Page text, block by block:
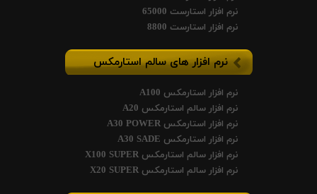
نرم افزار استارست 65000
نرم افزار استارست 8800
نرم افزار های سالم استارمکس
نرم افزار استارمکس A100
نرم افزار سالم استارمکس A20
نرم افزار استارمکس A30 POWER
نرم افزار استارمکس A30 SADE
نرم افزار سالم استارمکس X100 SUPER
نرم افزار سالم استارمکس X20 SUPER